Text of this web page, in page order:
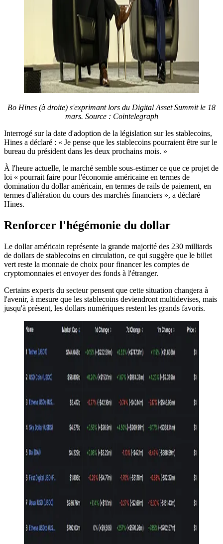
Bo Hines (à droite) s'exprimant lors du Digital Asset Summit le 18
mars. Source : Cointelegraph
Interrogé sur la date d'adoption de la législation sur les stablecoins,
Hines a déclaré : « Je pense que les stablecoins pourraient être sur le
bureau du président dans les deux prochains mois. »
À l'heure actuelle, le marché semble sous-estimer ce que ce projet de
loi « pourrait faire pour l'économie américaine en termes de
domination du dollar américain, en termes de rails de paiement, en
termes d'altération du cours des marchés financiers », a déclaré
Hines.
Renforcer l'hégémonie du dollar
Le dollar américain représente la grande majorité des 230 milliards
de dollars de stablecoins en circulation, ce qui suggère que le billet
vert reste la monnaie de choix pour financer les comptes de
cryptomonnaies et envoyer des fonds à l'étranger.
Certains experts du secteur pensent que cette situation changera à
l'avenir, à mesure que les stablecoins deviendront multidevises, mais
jusqu'à présent, les dollars numériques restent les grands favoris.